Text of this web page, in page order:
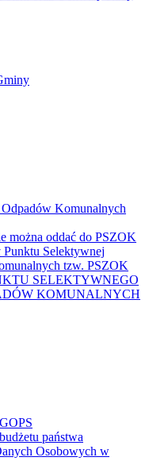
Komunalnych
można oddać do PSZOK
Selektywnej
tzw. PSZOK
SELEKTYWNEGO
KOMUNALNYCH
państwa
Osobowych w